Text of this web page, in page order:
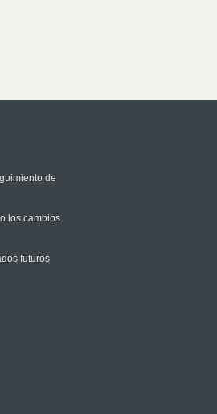
de
los cambios
futuros